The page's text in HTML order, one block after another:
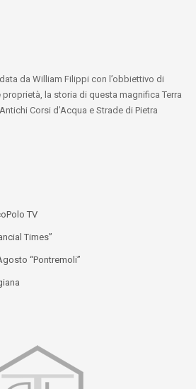
da William Filippi con l’obbiettivo di
la storia di questa magnifica Terra
Corsi d’Acqua e Strade di Pietra
TV
Times”
“Pontremoli”